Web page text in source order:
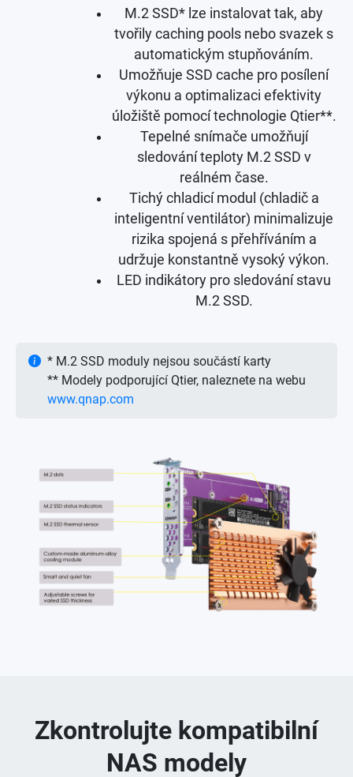
M.2 SSD* lze instalovat tak, aby
tvořily caching pools nebo svazek s
automatickým stupňováním.
Umožňuje SSD cache pro posílení
výkonu a optimalizaci efektivity
úložiště pomocí technologie Qtier**.
Tepelné snímače umožňují
sledování teploty M.2 SSD v
reálném čase.
Tichý chladicí modul (chladič a
inteligentní ventilátor) minimalizuje
rizika spojená s přehříváním a
udržuje konstantně vysoký výkon.
LED indikátory pro sledování stavu
M.2 SSD.
* M.2 SSD moduly nejsou součástí karty
** Modely podporující Qtier, naleznete na webu
www.qnap.com
Zkontrolujte kompatibilní
NAS modely